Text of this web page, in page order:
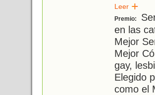
Leer
Premio:
en las
Mejor
Mejor
gay,
Elegido
como el